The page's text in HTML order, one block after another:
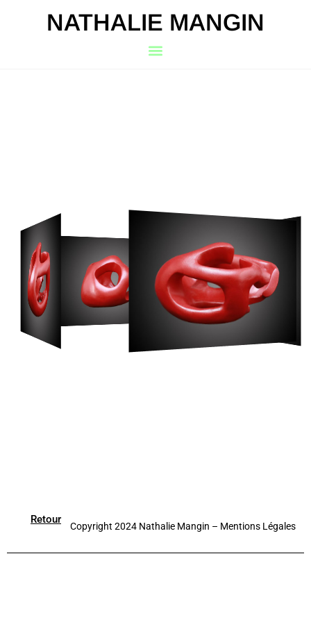
NATHALIE MANGIN
Retour
Copyright 2024 Nathalie Mangin – Mentions Légales